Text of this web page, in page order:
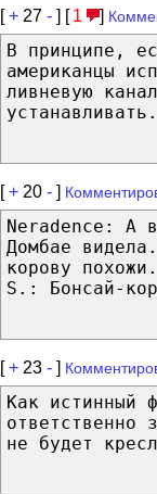
[+ 27 - ] [ 1 ]
В принципе,
американцы
ливневую
устанавливать.
[+ 20 - ]
Neradence: А
Домбае
корову
S.: Бонсай-
[+ 23 - ]
Как истинный
ответственно
не будет